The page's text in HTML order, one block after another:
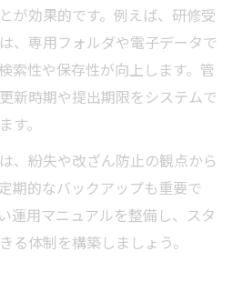
が効果的です。例えば、研修受
、専用フォルダや電子データで
索性や保存性が向上します。管
新時期や提出期限をシステムで
す。
、紛失や改ざん防止の観点から
期的なバックアップも重要で
運用マニュアルを整備し、スタ
る体制を構築しましょう。